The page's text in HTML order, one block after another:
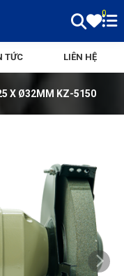
0
TỨC LIÊN HỆ
X Ø32MM KZ-5150